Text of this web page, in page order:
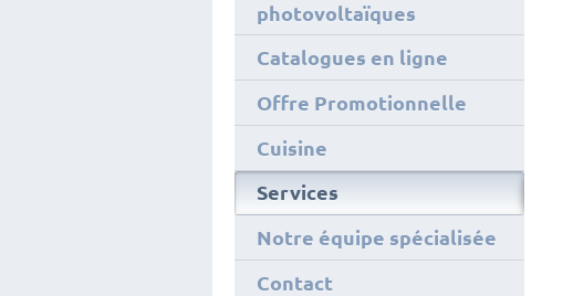
photovoltaïques
Catalogues en ligne
Offre Promotionnelle
Cuisine
Services
Notre équipe spécialisée
Contact